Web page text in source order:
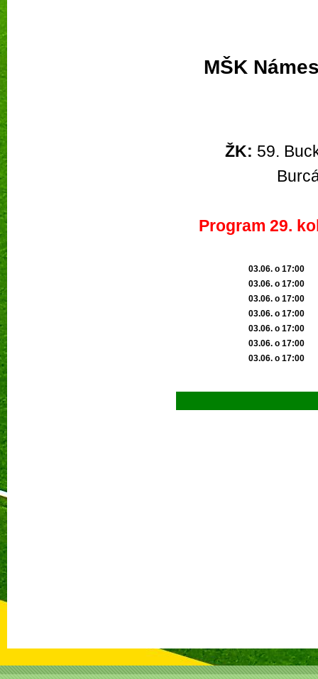
MŠK
ŽK: 59.
Program 29.
03.06. o 17:00
03.06. o 17:00
03.06. o 17:00
03.06. o 17:00
03.06. o 17:00
03.06. o 17:00
03.06. o 17:00